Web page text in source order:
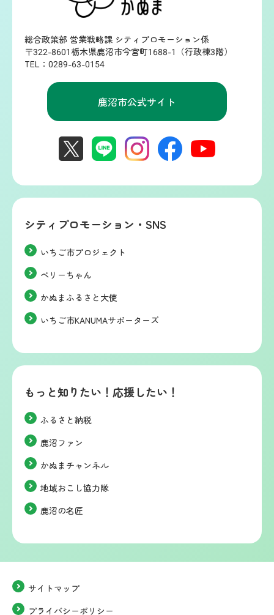
総合政策部 営業戦略課 シティプロモーション係
〒322-8601栃木県鹿沼市今宮町1688-1（行政棟3階）
TEL：0289-63-0154
鹿沼市公式サイト
シティプロモーション・SNS
いちご市プロジェクト
ベリーちゃん
かぬまふるさと大使
いちご市KANUMAサポーターズ
もっと知りたい！応援したい！
ふるさと納税
鹿沼ファン
かぬまチャンネル
地域おこし協力隊
鹿沼の名匠
サイトマップ
プライバシーポリシー